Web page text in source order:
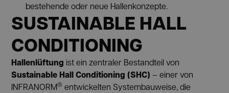
bestehende oder neue Hallenkonzepte.
SUSTAINABLE HALL
CONDITIONING
Hallenlüftung ist ein zentraler Bestandteil von
Sustainable Hall Conditioning (SHC) – einer von
INFRANORM® entwickelten Systembauweise, die